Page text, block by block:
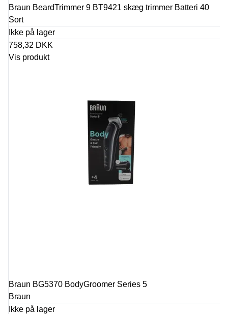
Braun BeardTrimmer 9 BT9421 skæg trimmer Batteri 40
Sort
Ikke på lager
758,32 DKK
Vis produkt
Braun BG5370 BodyGroomer Series 5
Braun
Ikke på lager